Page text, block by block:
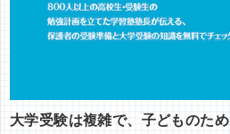
大学受験は複雑で、子どものた